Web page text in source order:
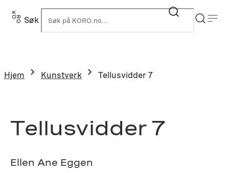
Hopp
Søk
Hjem Kunstverk Tellusvidder 7
Tellusvidder 7
Ellen Ane Eggen